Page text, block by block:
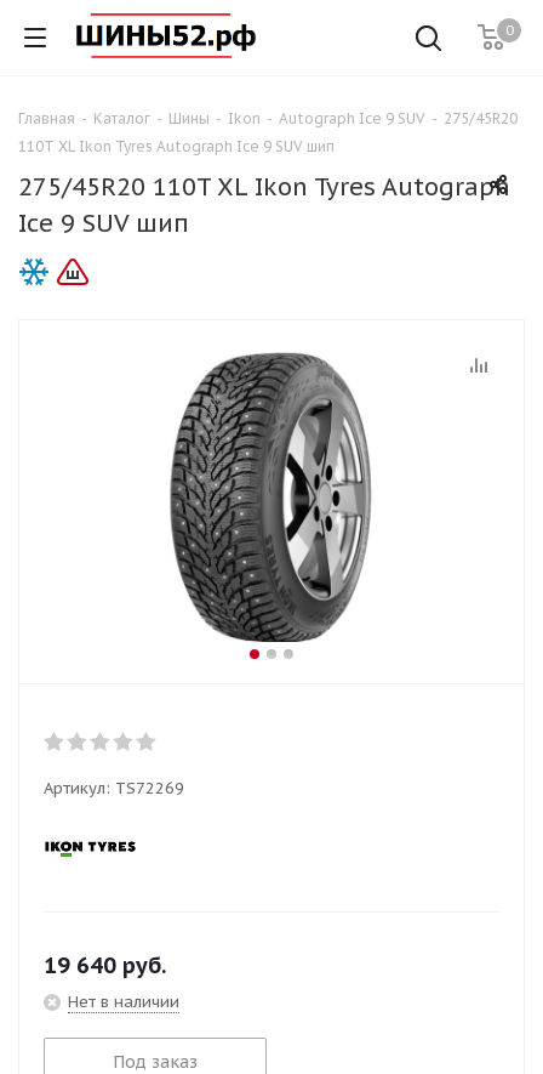
0
Главная - Каталог - Шины - Ikon - Autograph Ice 9 SUV - 275/45R20
110T XL Ikon Tyres Autograph Ice 9 SUV шип
275/45R20 110T XL Ikon Tyres Autograph
Ice 9 SUV шип
Артикул: TS72269
19 640 руб.
Нет в наличии
Под заказ